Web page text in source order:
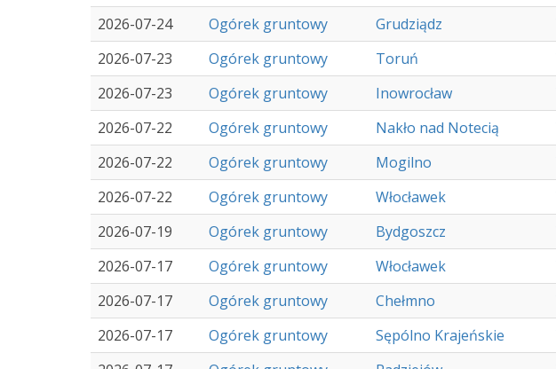
2026-07-24
Ogórek gruntowy Grudziądz
2026-07-23
Ogórek gruntowy Toruń
2026-07-23
Ogórek gruntowy Inowrocław
2026-07-22
Ogórek gruntowy Nakło nad Notecią
2026-07-22
Ogórek gruntowy Mogilno
2026-07-22
Ogórek gruntowy Włocławek
2026-07-19
Ogórek gruntowy Bydgoszcz
2026-07-17
Ogórek gruntowy Włocławek
2026-07-17
Ogórek gruntowy Chełmno
2026-07-17
Ogórek gruntowy Sępólno Krajeńskie